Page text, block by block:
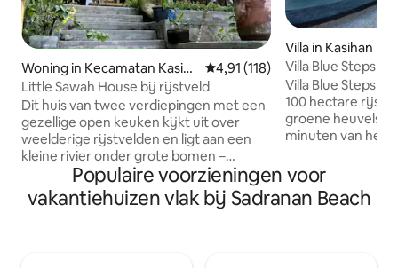
Woning in Kecamatan Kasiha
n
Gemiddelde beoordeling van
4,91 (118)
Little Sawah House bij rijstveld
Dit huis van twee verdiepingen met een
gezellige open keuken kijkt uit over
weelderige rijstvelden en ligt aan een
kleine rivier onder grote bomen –
perfect om te ontspannen in de
tropische natuur. Hoewel het op het
platteland ligt, ligt het op slechts 20
Villa in Kasihan
Villa Blue Steps,
uitzicht
Villa Blue Steps,
100 hectare
groene heuvels,
minuten van het
fietstochten of
ontspannen. Dit
traditionele huis
Populaire voorzieningen voor
vakantiehuizen vlak bij Sadranan Beach